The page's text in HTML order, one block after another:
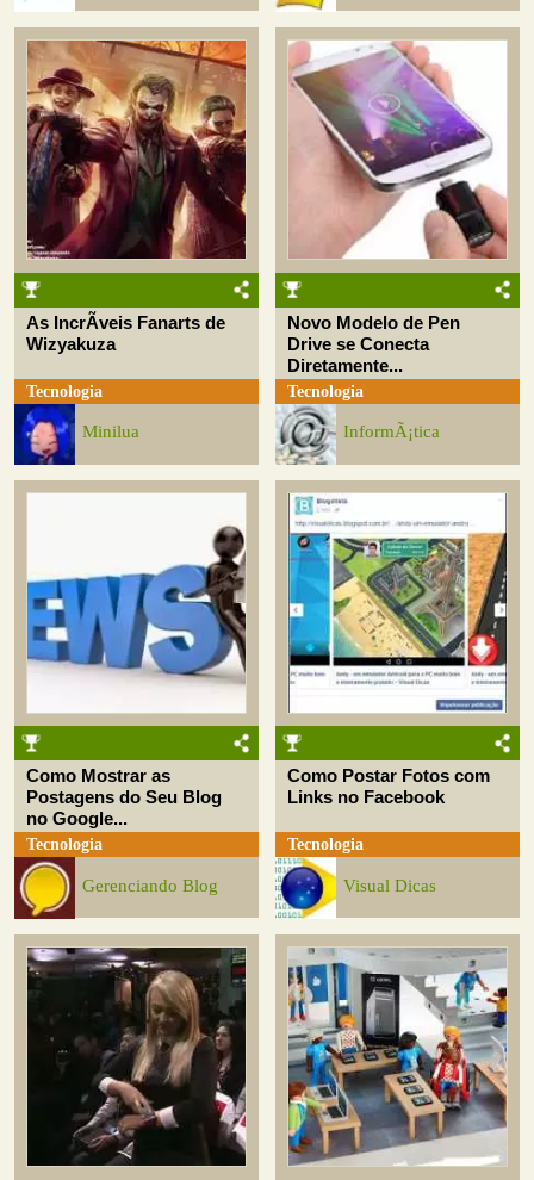
As IncrÃ­veis Fanarts de
Wizyakuza
Tecnologia
Minilua
Novo Modelo de Pen
Drive se Conecta
Diretamente...
Tecnologia
InformÃ¡tica
Como Mostrar as
Postagens do Seu Blog
no Google...
Tecnologia
Gerenciando Blog
Como Postar Fotos com
Links no Facebook
Tecnologia
Visual Dicas